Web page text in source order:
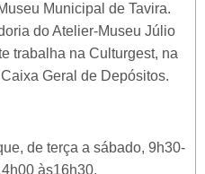
Municipal de Tavira.
do Atelier-Museu Júlio
trabalha na Culturgest, na
Geral de Depósitos.
de terça a sábado, 9h30-
às16h30.